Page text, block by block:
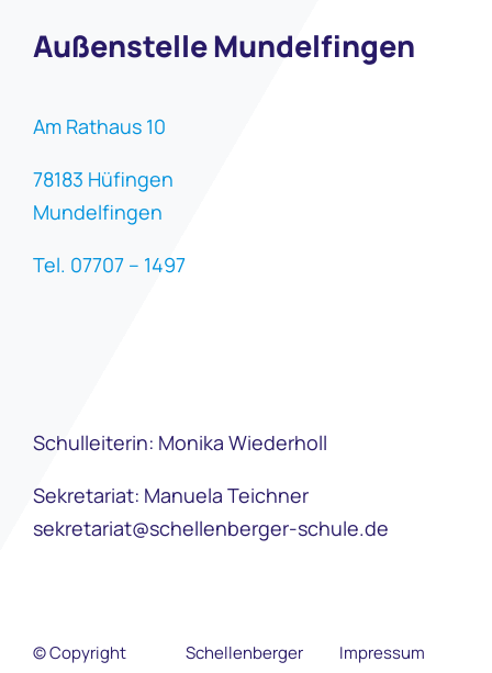
Außenstelle Mundelfingen
Am Rathaus 10
78183 Hüfingen
Mundelfingen
Tel. 07707 – 1497
Schulleiterin: Monika Wiederholl
Sekretariat: Manuela Teichner
sekretariat@schellenberger-schule.de
© Copyright
Schellenberger
Impressum